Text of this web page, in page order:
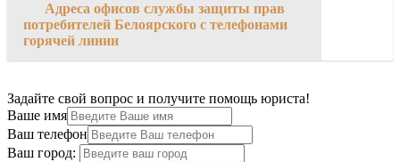
Адреса офисов службы защиты прав
потребителей Белоярского с телефонами
горячей линии
Задайте свой вопрос и получите помощь юриста!
Ваше имя
Ваш телефон
Ваш город: